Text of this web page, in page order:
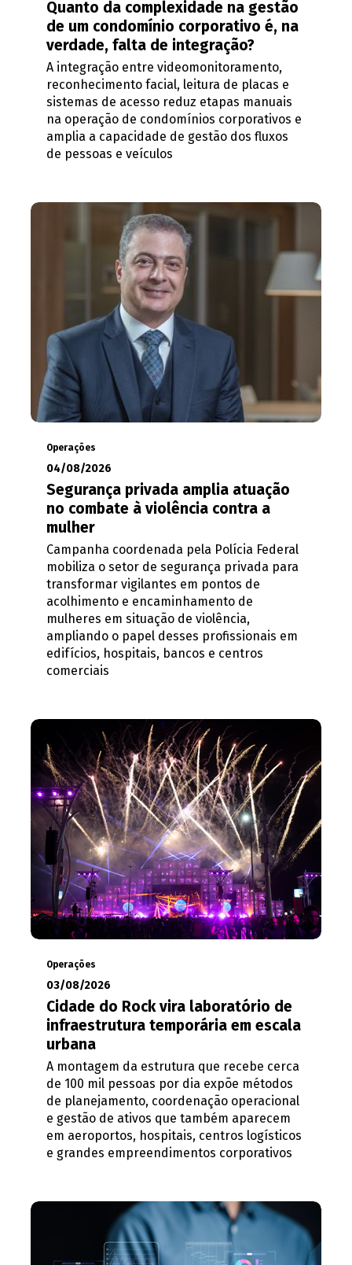
Quanto da complexidade na gestão
de um condomínio corporativo é, na
verdade, falta de integração?
A integração entre videomonitoramento,
reconhecimento facial, leitura de placas e
sistemas de acesso reduz etapas manuais
na operação de condomínios corporativos e
amplia a capacidade de gestão dos fluxos
de pessoas e veículos
Operações
04/08/2026
Segurança privada amplia atuação
no combate à violência contra a
mulher
Campanha coordenada pela Polícia Federal
mobiliza o setor de segurança privada para
transformar vigilantes em pontos de
acolhimento e encaminhamento de
mulheres em situação de violência,
ampliando o papel desses profissionais em
edifícios, hospitais, bancos e centros
comerciais
Operações
03/08/2026
Cidade do Rock vira laboratório de
infraestrutura temporária em escala
urbana
A montagem da estrutura que recebe cerca
de 100 mil pessoas por dia expõe métodos
de planejamento, coordenação operacional
e gestão de ativos que também aparecem
em aeroportos, hospitais, centros logísticos
e grandes empreendimentos corporativos